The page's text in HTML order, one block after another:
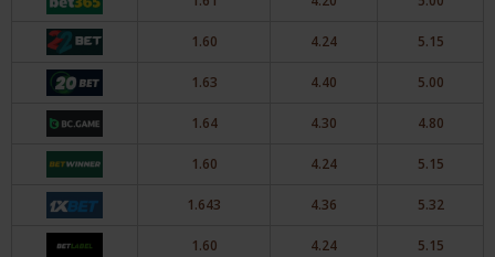
1.60 4.24 5.15
1.63 4.40 5.00
1.64 4.30 4.80
1.60 4.24 5.15
1.643 4.36 5.32
1.60 4.24 5.15